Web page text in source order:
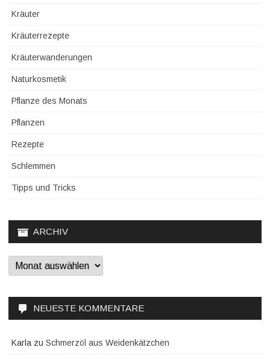
Kräuter
Kräuterrezepte
Kräuterwanderungen
Naturkosmetik
Pflanze des Monats
Pflanzen
Rezepte
Schlemmen
Tipps und Tricks
ARCHIV
Archiv
NEUESTE KOMMENTARE
Karla zu Schmerzöl aus Weidenkätzchen